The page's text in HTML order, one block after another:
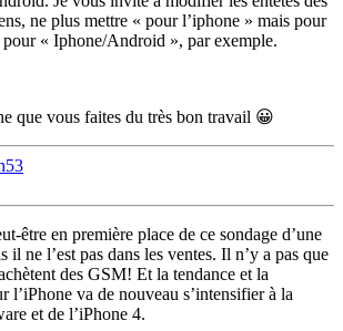
ne plus mettre « pour l’iphone » mais pour
« Iphone/Android », par exemple.
que vous faites du très bon travail 😀
être en première place de ce sondage d’une
il ne l’est pas dans les ventes. Il n’y a pas que
des GSM! Et la tendance et la
l’iPhone va de nouveau s’intensifier à la
et de l’iPhone 4.